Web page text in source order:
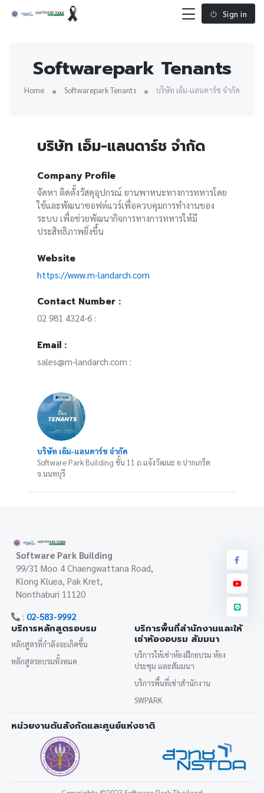
Sign in
Softwarepark Tenants
Home Softwarepark Tenants บริษัท เอ็ม-แลนดาร์ช จำกัด
บริษัท เอ็ม-แลนดาร์ช จำกัด
Software Park Building ชั้น 11 ถ.แจ้งวัฒนะ อ.ปากเกร็ด
จ.นนทบุรี
บริษัท เอ็ม-แลนดาร์ช จำกัด
Company Profile
จัดหา ติดตั้งวัสดุอุปกรณ์ ยานพาหนะทางการทหารโดย
ใช้และพัฒนาซอฟต์แวร์เพื่อควบคุมการทำงานของ
ระบบ เพื่อช่วยพัฒนากิจการทางการทหารให้มี
ประสิทธิภาพยิ่งขึ้น
Website
https://www.m-landarch.com
Contact Number :
02 981 4324-6 :
Email :
sales@m-landarch.com :
Software Park Building
99/31 Moo 4 Chaengwattana Road,
Klong Kluea, Pak Kret,
Nonthaburi 11120
: 02-583-9992
บริการหลักสูตรอบรม
หลักสูตรที่กำลังจะเกิดขึ้น
หลักสูตรอบรมทั้งหมด
บริการพื้นที่สำนักงานและให้
เช่าห้องอบรม สัมมนา
บริการให้เช่าห้องฝึกอบรม ห้อง
ประชุม และสัมมนา
บริการพื้นที่เช่าสำนักงาน
SWPARK
หน่วยงานต้นสังกัดและศูนย์แห่งชาติ